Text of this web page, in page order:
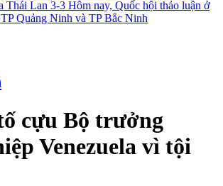
Thái Lan 3-3 Hôm nay, Quốc hội thảo luận ở
Quảng Ninh và TP Bắc Ninh
cựu Bộ trưởng
Venezuela vì tội